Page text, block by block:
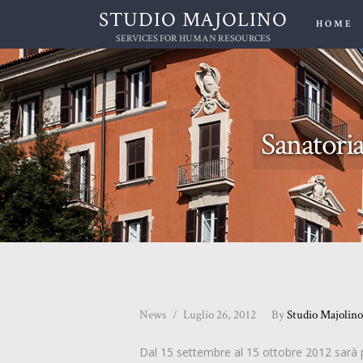
STUDIO MAJOLINO
SERVICES FOR HUMAN RESOURCES
HOME
News Luglio 26, 2012 ByStudio Majolino
Dal 15 settembre al 15 ottobre 2012